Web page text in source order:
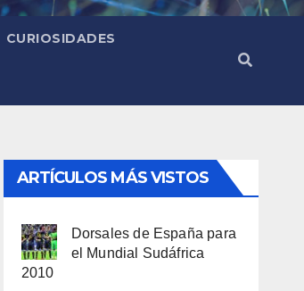
CURIOSIDADES
ARTÍCULOS MÁS VISTOS
Dorsales de España para
el Mundial Sudáfrica
2010